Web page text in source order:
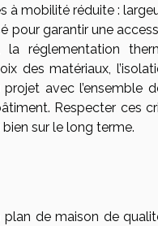
à mobilité réduite :
pour garantir une
la réglementation
des matériaux,
avec l’ensemble
Respecter ces
sur le long terme.
plan de maison de